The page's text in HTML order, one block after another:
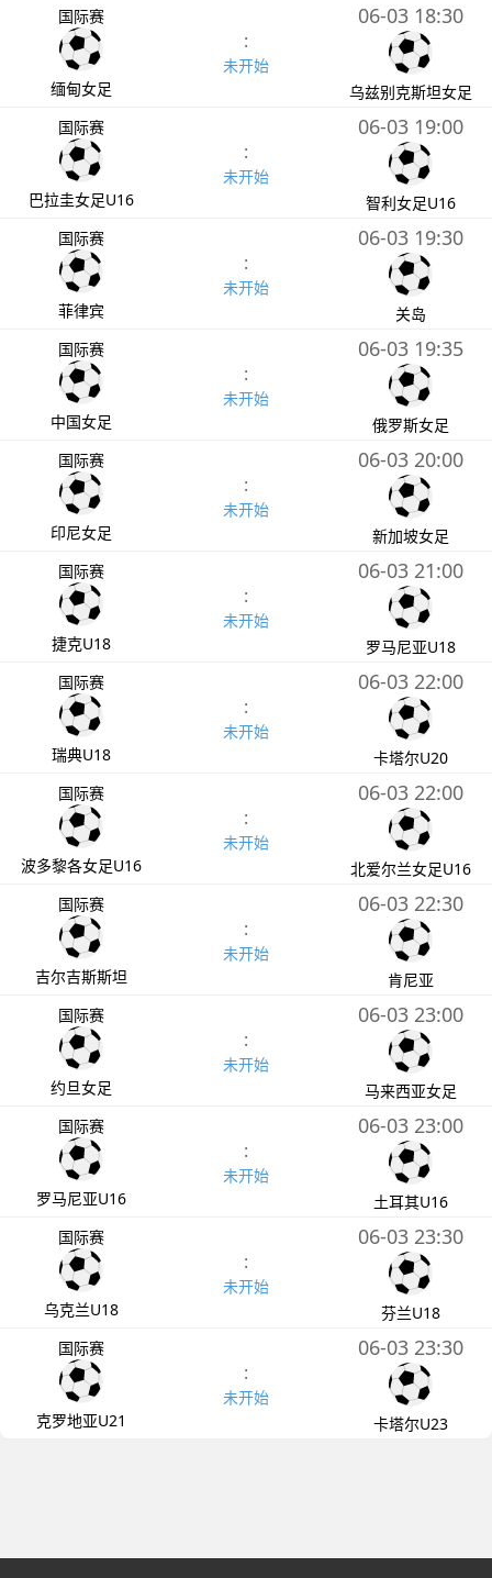
国际赛
缅甸女足
:
未开始
06-03 18:30
乌兹别克斯坦女足
国际赛
巴拉圭女足U16
:
未开始
06-03 19:00
智利女足U16
国际赛
菲律宾
:
未开始
06-03 19:30
关岛
国际赛
中国女足
:
未开始
06-03 19:35
俄罗斯女足
国际赛
印尼女足
:
未开始
06-03 20:00
新加坡女足
国际赛
捷克U18
:
未开始
06-03 21:00
罗马尼亚U18
国际赛
瑞典U18
:
未开始
06-03 22:00
卡塔尔U20
国际赛
波多黎各女足U16
:
未开始
06-03 22:00
北爱尔兰女足U16
国际赛
吉尔吉斯斯坦
:
未开始
06-03 22:30
肯尼亚
国际赛
约旦女足
:
未开始
06-03 23:00
马来西亚女足
国际赛
罗马尼亚U16
:
未开始
06-03 23:00
土耳其U16
国际赛
乌克兰U18
:
未开始
06-03 23:30
芬兰U18
国际赛
克罗地亚U21
:
未开始
06-03 23:30
卡塔尔U23